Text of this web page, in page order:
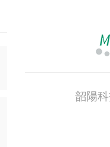
韶陽